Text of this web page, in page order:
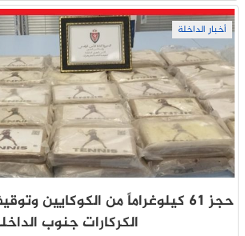
أخبار الداخلة
حجز 61 كيلوغراماً من الكوكايين
الكركارات جنوب